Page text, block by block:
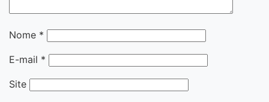
Nome *
E-mail *
Site